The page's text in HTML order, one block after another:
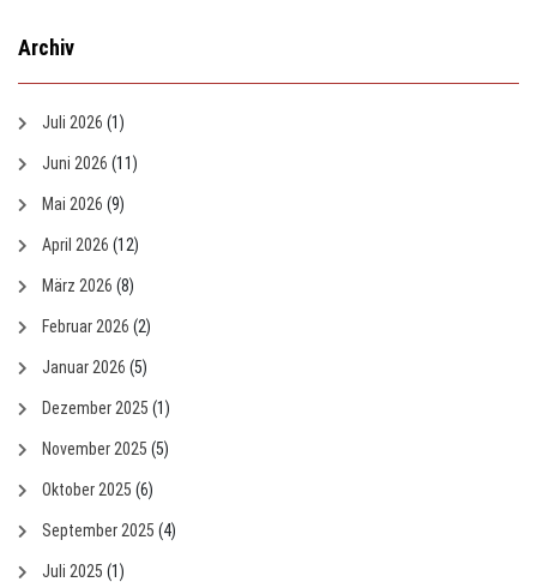
Archiv
Juli 2026 (1)
Juni 2026 (11)
Mai 2026 (9)
April 2026 (12)
März 2026 (8)
Februar 2026 (2)
Januar 2026 (5)
Dezember 2025 (1)
November 2025 (5)
Oktober 2025 (6)
September 2025 (4)
Juli 2025 (1)